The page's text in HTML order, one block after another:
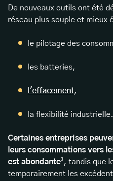
De nouveaux outils ont été
réseau plus souple et mieux
le pilotage des
les batteries,
l'effacement,
la flexibilité industrielle.
Certaines entreprises
leurs consommations vers
est abondante³, tandis que
temporairement les